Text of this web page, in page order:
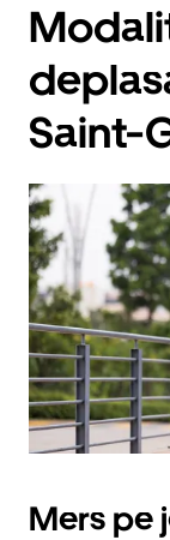
selecta
o
dată,
apasă
pe
tasta
cu
îndreptată
în
jos.
Închide
calendarul
apăsând
pe
butonul
Escape.
Saint-
Mers pe